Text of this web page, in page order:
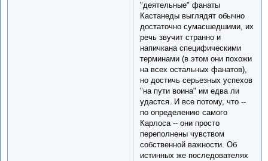
"деятельные" фанаты
Кастанеды выглядят обычно
достаточно сумасшедшими, их
речь звучит странно и
напичкана специфическими
терминами (в этом они похожи
на всех остальных фанатов),
но достичь серьезных успехов
"на пути воина" им едва ли
удастся. И все потому, что --
по определению самого
Карлоса -- они просто
переполнены чувством
собственной важности. Об
истинных же последователях